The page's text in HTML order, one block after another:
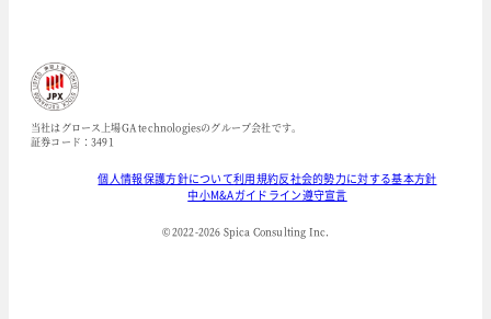
当社はグロース上場GA technologiesのグループ会社です。
証券コード：3491
個人情報保護方針について利用規約反社会的勢力に対する基本方針
中小M&Aガイドライン遵守宣言
© 2022-2026 Spica Consulting Inc.